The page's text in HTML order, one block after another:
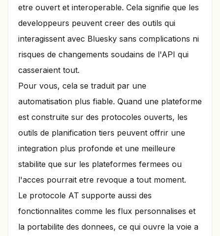
etre ouvert et interoperable. Cela signifie que les
developpeurs peuvent creer des outils qui
interagissent avec Bluesky sans complications ni
risques de changements soudains de l'API qui
casseraient tout.
Pour vous, cela se traduit par une
automatisation plus fiable. Quand une plateforme
est construite sur des protocoles ouverts, les
outils de planification tiers peuvent offrir une
integration plus profonde et une meilleure
stabilite que sur les plateformes fermees ou
l'acces pourrait etre revoque a tout moment.
Le protocole AT supporte aussi des
fonctionnalites comme les flux personnalises et
la portabilite des donnees, ce qui ouvre la voie a